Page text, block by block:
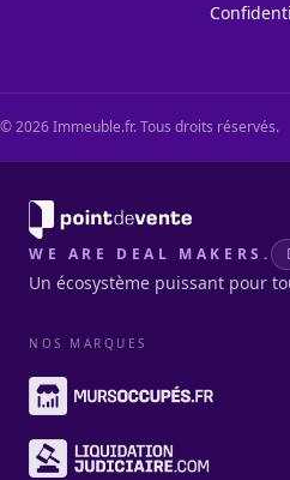
©2026Immeuble.fr. Tous droits réservés.
WE ARE DEAL MAKERS.
Un écosystème puissant pour
NOS MARQUES